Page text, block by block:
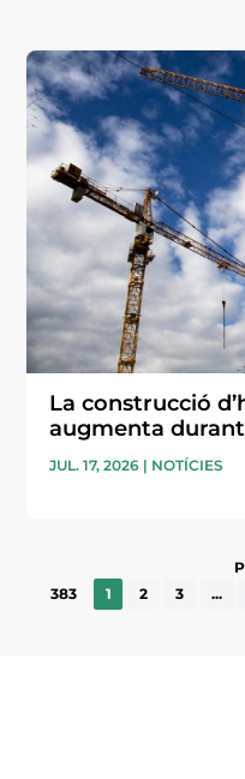
La construcció
augmenta durant
JUL. 17, 2026 | NOTÍCIES
383
1 2 3 ...